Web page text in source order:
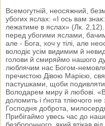
Всемогутній, неосяжний,
убогих яслах: «І ось вам
лежатиме в яслах» (Лк. 2,12).
перед убогими яслами,
але - Бога, хоч у тілі, але
володіє усім видимим й
голови й смиряймо нашого
люблячим нас Богом-
пречистою Дівою Марією,
пастушками, щоби
Володарем миру й любові.
доломить і ґнота тліючого
Господня доброта,
Прибігаймо увесь час до